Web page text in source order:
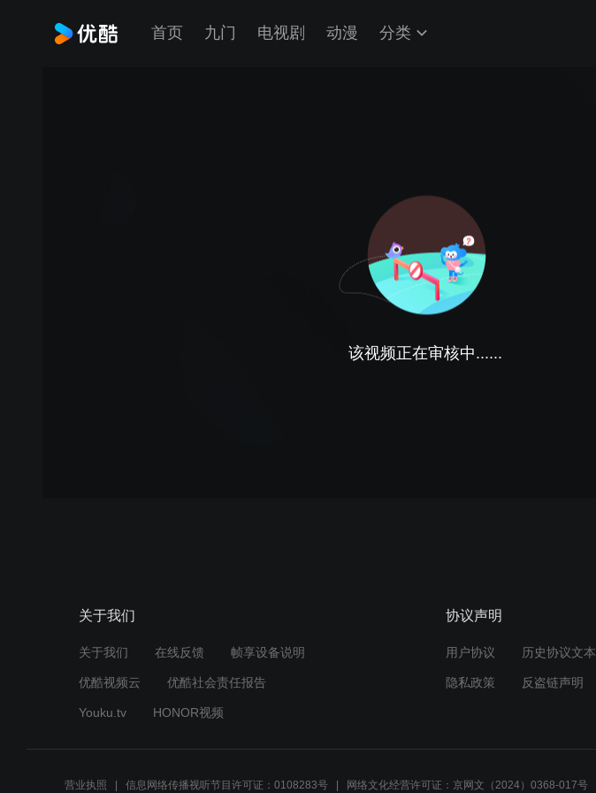
首页 九门 电视剧 动漫 分类
该视频正在审核中......
关于我们
关于我们 在线反馈 帧享设备说明
优酷视频云 优酷社会责任报告
Youku.tv HONOR视频
协议声明
用户协议 历史协议文本
隐私政策 反盗链声明
营业执照 信息网络传播视听节目许可证：0108283号 网络文化经营许可证：京网文（2024）0368-017号